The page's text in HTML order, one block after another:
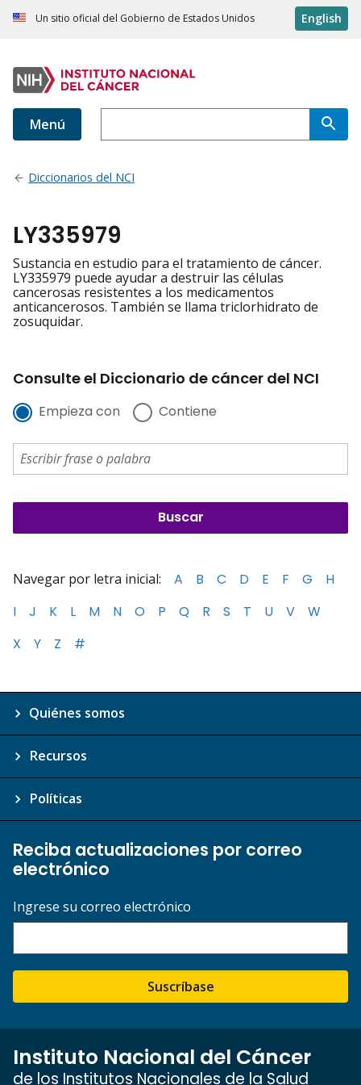
Un sitio oficial del Gobierno de Estados Unidos English
Menú
Diccionarios del NCI
LY335979
Sustancia en estudio para el tratamiento de cáncer.
LY335979 puede ayudar a destruir las células
cancerosas resistentes a los medicamentos
anticancerosos. También se llama triclorhidrato de
zosuquidar.
Consulte el Diccionario de cáncer del NCI
Empieza con Contiene
Navegar por letra inicial: A B C D E F G
H
I
J K L M N O P Q R S T U V
W
X
Y Z #
Quiénes somos
Recursos
Políticas
Reciba actualizaciones por correo
electrónico
Ingrese su correo electrónico
Suscríbase
Instituto Nacional del Cáncer
de los Institutos Nacionales de la Salud